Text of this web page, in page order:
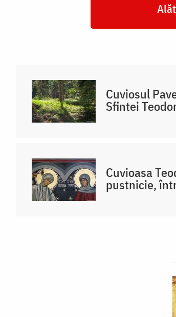
Cuviosul
Sfintei
Cuvioasa
pustnicie,